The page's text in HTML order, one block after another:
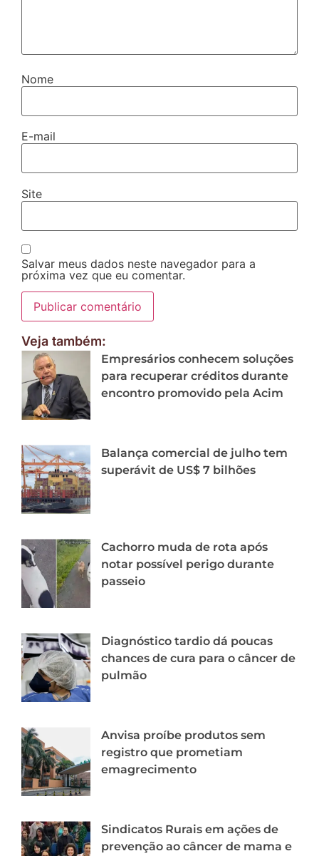
Nome
E-mail
Site
Salvar meus dados neste navegador para a
próxima vez que eu comentar.
Veja também:
Empresários conhecem soluções
para recuperar créditos durante
encontro promovido pela Acim
Balança comercial de julho tem
superávit de US$ 7 bilhões
Cachorro muda de rota após
notar possível perigo durante
passeio
Diagnóstico tardio dá poucas
chances de cura para o câncer de
pulmão
Anvisa proíbe produtos sem
registro que prometiam
emagrecimento
Sindicatos Rurais em ações de
prevenção ao câncer de mama e